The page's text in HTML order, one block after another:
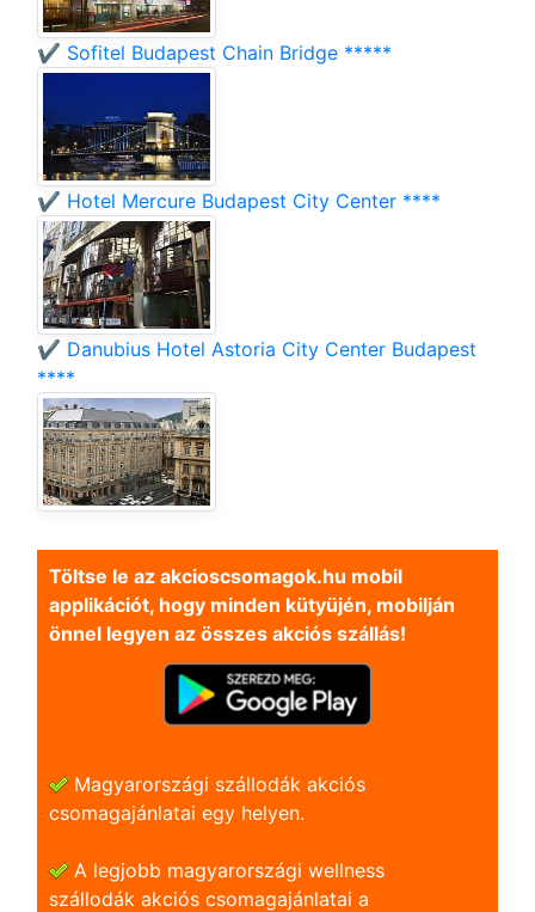
✔️ Sofitel Budapest Chain Bridge *****
✔️ Hotel Mercure Budapest City Center ****
✔️ Danubius Hotel Astoria City Center Budapest
****
Töltse le az akcioscsomagok.hu mobil
applikációt, hogy minden kütyüjén, mobilján
önnel legyen az összes akciós szállás!
Magyarországi szállodák akciós
csomagajánlatai egy helyen.
A legjobb magyarországi wellness
szállodák akciós csomagajánlatai a